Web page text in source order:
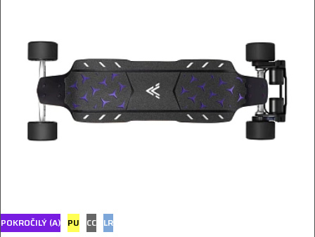
POKROČILÝ (A) PU CC LR